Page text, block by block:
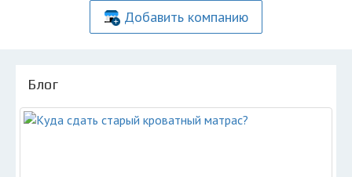
Добавить компанию
Блог